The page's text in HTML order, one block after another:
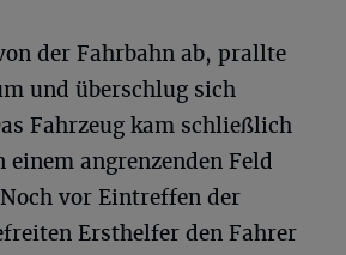
der Fahrbahn ab, prallte
und überschlug sich
Fahrzeug kam schließlich
einem angrenzenden Feld
vor Eintreffen der
Ersthelfer den Fahrer